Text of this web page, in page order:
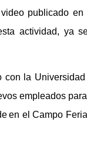
publicado
actividad, ya
con la
empleados
en el Campo